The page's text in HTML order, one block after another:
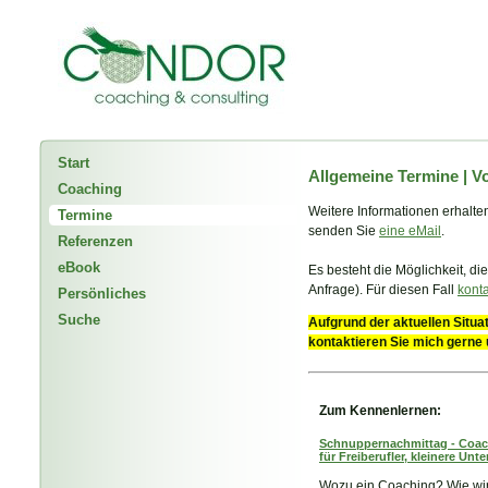
Start
Coaching
Termine
Referenzen
eBook
Persönliches
Suche
Allgemeine Termine |
Weitere Informationen
senden Sie eine eMail .
Es besteht die Möglichkeit,
Anfrage). Für diesen Fall
Aufgrund der aktuellen
kontaktieren Sie mich
Zum Kennenlernen:
Schnuppernachmittag -
für Freiberufler, kleinere